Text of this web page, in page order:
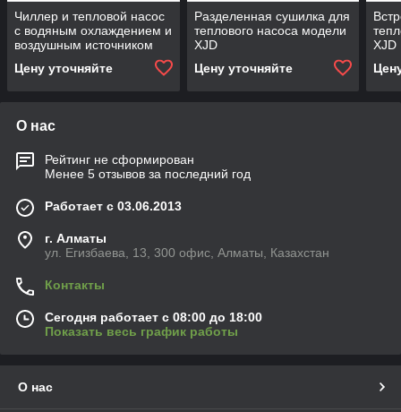
Чиллер и тепловой насос
с водяным охлаждением и
воздушным источником
Цену уточняйте
Разделенная сушилка для
теплового насоса модели
XJD
Цену уточняйте
XJD
О нас
Рейтинг не сформирован
Менее 5 отзывов за последний год
Работает с 03.06.2013
г. Алматы
ул. Егизбаева, 13, 300 офис, Алматы, Казахстан
Контакты
Сегодня работает с 08:00 до 18:00
Показать весь график работы
О нас